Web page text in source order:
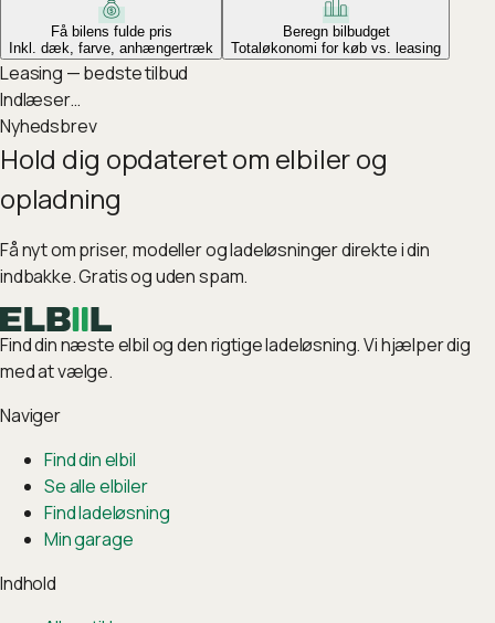
Få bilens fulde pris
Inkl. dæk, farve, anhængertræk
Beregn bilbudget
Totaløkonomi for køb vs. leasing
Leasing — bedste tilbud
Indlæser…
Nyhedsbrev
Hold dig opdateret om elbiler og
opladning
Få nyt om priser, modeller og ladeløsninger direkte i din
indbakke. Gratis og uden spam.
Find din næste elbil og den rigtige ladeløsning. Vi hjælper dig
med at vælge.
Naviger
Find din elbil
Se alle elbiler
Find ladeløsning
Min garage
Indhold